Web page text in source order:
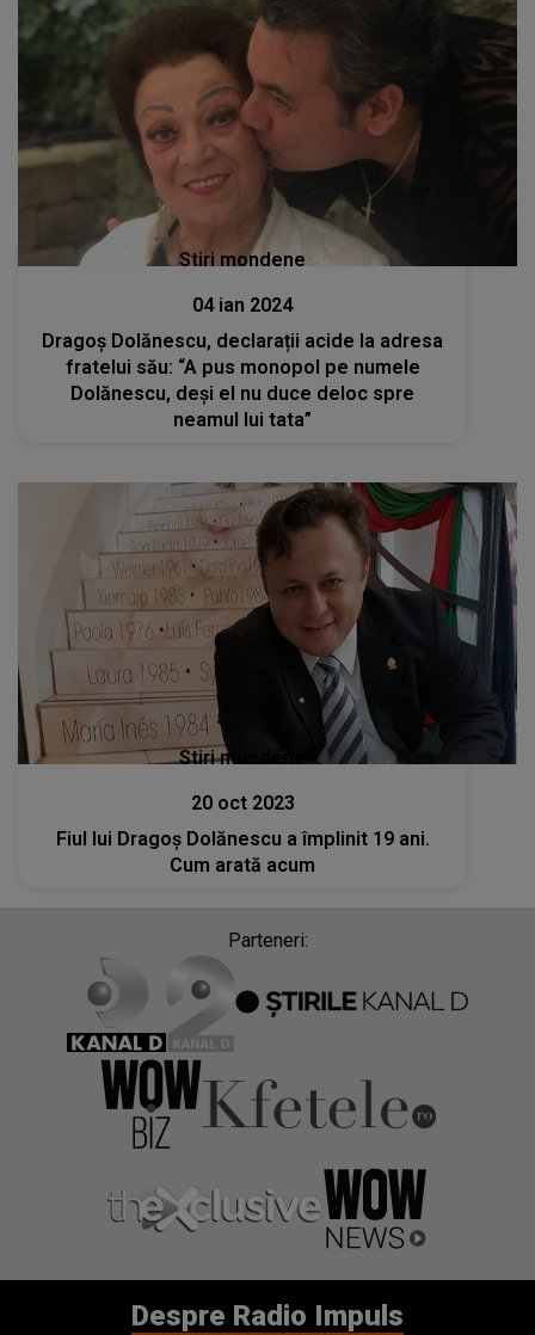
Stiri mondene
04 ian 2024
Dragoș Dolănescu, declarații acide la adresa
fratelui său: “A pus monopol pe numele
Dolănescu, deși el nu duce deloc spre
neamul lui tata”
Stiri mondene
20 oct 2023
Fiul lui Dragoș Dolănescu a împlinit 19 ani.
Cum arată acum
Parteneri:
Despre Radio Impuls